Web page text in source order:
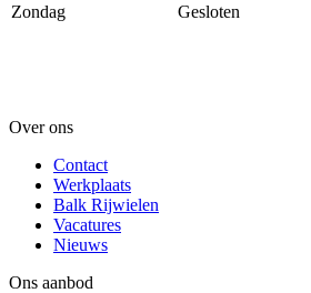
Zondag
Gesloten
Over ons
Contact
Werkplaats
Balk Rijwielen
Vacatures
Nieuws
Ons aanbod